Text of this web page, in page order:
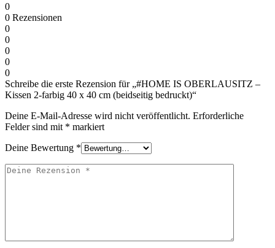
0
0 Rezensionen
0
0
0
0
0
Schreibe die erste Rezension für „#HOME IS OBERLAUSITZ –
Kissen 2-farbig 40 x 40 cm (beidseitig bedruckt)“
Deine E-Mail-Adresse wird nicht veröffentlicht. Erforderliche
Felder sind mit * markiert
Deine Bewertung *
Deine